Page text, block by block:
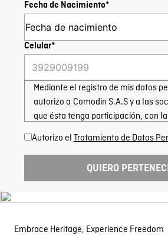
Fecha de Nacimiento*
Celular*
Mediante el registro de mis datos
autorizo a Comodin S.A.S y a las
que ésta tenga participación, con
uso de los mismos con la finalidad
electrónico, llamadas telefónicas,
o cualquier canal de comunicación
para ofrecer servicios y campañas
Autorizo elTratamiento de Datos
QUIERO
Embrace Heritage, Experience Freedom